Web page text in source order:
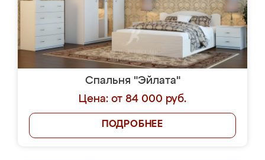
Спальня "Эйлата"
Цена: от 84 000 руб.
ПОДРОБНЕЕ